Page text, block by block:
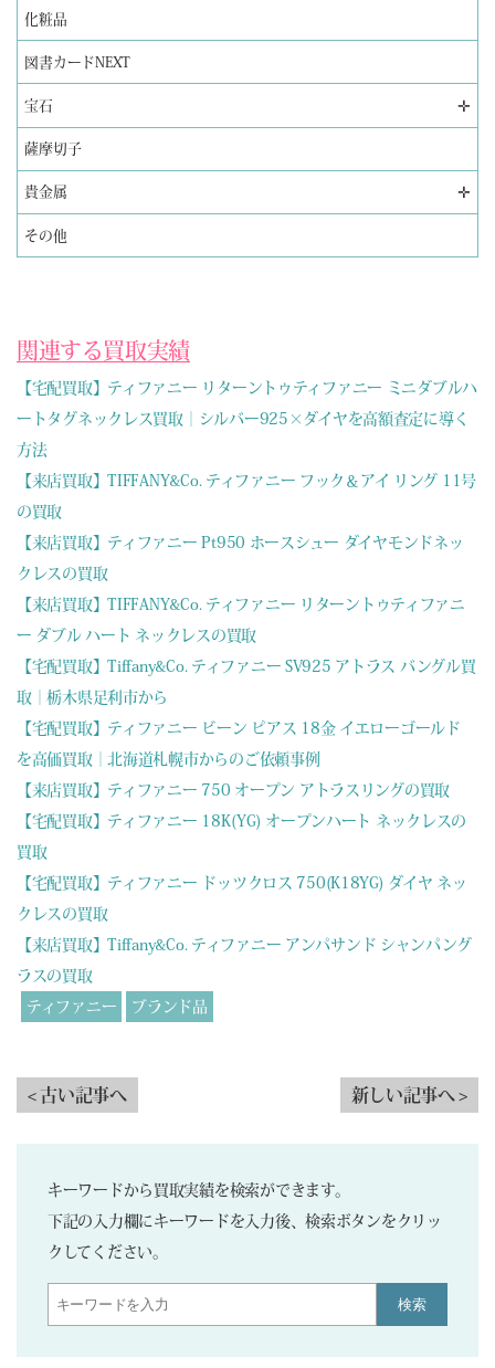
化粧品
図書カードNEXT
宝石 ✛
薩摩切子
貴金属 ✛
その他
関連する買取実績
【宅配買取】ティファニー リターントゥティファニー ミニダブルハ
ートタグネックレス買取｜シルバー925×ダイヤを高額査定に導く
方法
【来店買取】TIFFANY&Co. ティファニー フック＆アイ リング 11号
の買取
【来店買取】ティファニー Pt950 ホースシュー ダイヤモンドネッ
クレスの買取
【来店買取】TIFFANY&Co. ティファニー リターントゥティファニ
ー ダブル ハート ネックレスの買取
【宅配買取】Tiffany&Co. ティファニー SV925 アトラス バングル買
取｜栃木県足利市から
【宅配買取】ティファニー ビーン ピアス 18金 イエローゴールド
を高価買取｜北海道札幌市からのご依頼事例
【来店買取】ティファニー 750 オープン アトラスリングの買取
【宅配買取】ティファニー 18K(YG) オープンハート ネックレスの
買取
【宅配買取】ティファニー ドッツクロス 750(K18YG) ダイヤ ネッ
クレスの買取
【来店買取】Tiffany&Co. ティファニー アンパサンド シャンパング
ラスの買取
ティファニー
ブランド品
< 古い記事へ 新しい記事へ >
キーワードから買取実績を検索ができます。
下記の入力欄にキーワードを入力後、検索ボタンをクリッ
クしてください。
検索